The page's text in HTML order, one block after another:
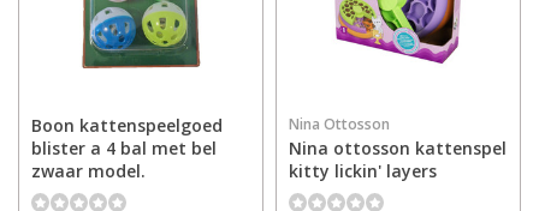
Boon kattenspeelgoed
blister a 4 bal met bel
zwaar model.
Nina Ottosson
Nina ottosson kattenspel
kitty lickin' layers